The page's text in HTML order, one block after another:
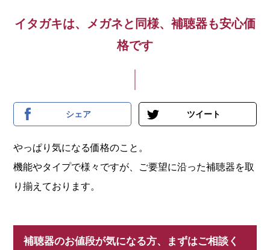
イタガキは、メガネと同様、補聴器も安心価
格です
シェア ツイート
やっぱり気になる価格のこと。
機能やタイプで様々ですが、ご要望に沿った補聴器を取
り揃えております。
補聴器のお値段が気になる方、まずはご相談く